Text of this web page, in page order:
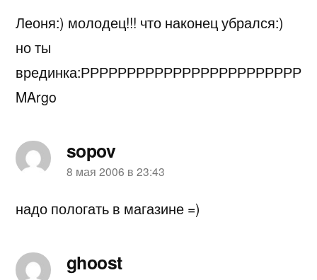
Леоня:) молодец!!! что наконец убрался:)
но ты
врединка:РРРРРРРРРРРРРРРРРРРРРРРР
MArgo
sopov
пишет:
8 мая 2006 в 23:43
надо пологать в магазине =)
ghoost